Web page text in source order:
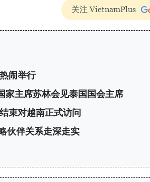
关注 VietnamPlus
闹举行
家主席苏林会见泰国国会主席
束对越南正式访问
伙伴关系走深走实